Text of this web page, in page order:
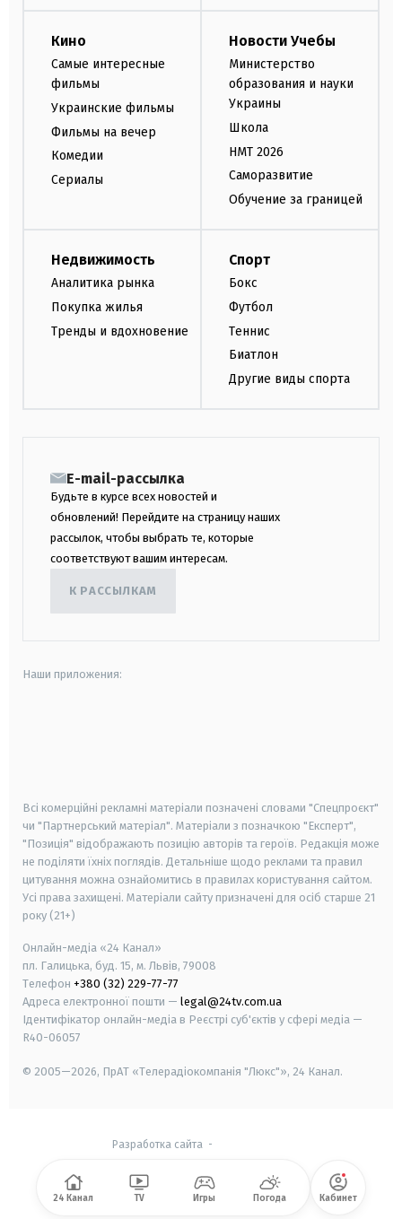
Кино
Самые интересные
фильмы
Украинские фильмы
Фильмы на вечер
Комедии
Сериалы
Новости Учебы
Министерство
образования и науки
Украины
Школа
НМТ 2026
Саморазвитие
Обучение за границей
Недвижимость
Аналитика рынка
Покупка жилья
Тренды и вдохновение
Спорт
Бокс
Футбол
Теннис
Биатлон
Другие виды спорта
E-mail-рассылка
Будьте в курсе всех новостей и
обновлений! Перейдите на страницу наших
рассылок, чтобы выбрать те, которые
соответствуют вашим интересам.
К РАССЫЛКАМ
Наши приложения:
Всі комерційні рекламні матеріали позначені словами "Спецпроєкт"
чи "Партнерський матеріал". Матеріали з позначкою "Експерт",
"Позиція" відображають позицію авторів та героїв. Редакція може
не поділяти їхніх поглядів. Детальніше щодо реклами та правил
цитування можна ознайомитись в правилах користування сайтом.
Усі права захищені. Матеріали сайту призначені для осіб старше 21
року (21+)
Онлайн-медіа «24 Канал»
пл. Галицька, буд. 15, м. Львів, 79008
Телефон +380 (32) 229-77-77
Адреса електронної пошти — legal@24tv.com.ua
Ідентифікатор онлайн-медіа в Реєстрі суб'єктів у сфері медіа —
R40-06057
© 2005—2026, ПрАТ «Телерадіокомпанія "Люкс"», 24 Канал.
Разработка сайта -
24 Канал TV Игры Погода Кабинет